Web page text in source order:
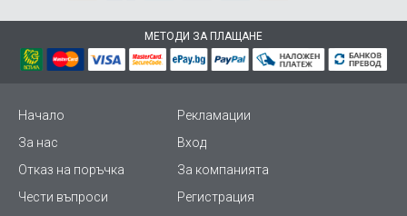
МЕТОДИ ЗА ПЛАЩАНЕ
Начало
Рекламации
За нас
Вход
Отказ на поръчка
За компанията
Чести въпроси
Регистрация